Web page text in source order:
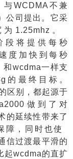
与WCDMA不兼
公司提出。它采
1.25mhz 。
段将提供每秒
度加快到每秒
和wcdma一样支
的最终目标。
区别，都起源于
做到了对
的延续性带来了
障，同时也使
信过渡最平滑的
起wcdma的直扩